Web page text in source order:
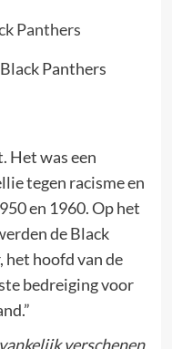
Panthers
Het was een
tegen racisme en
en 1960. Op het
de Black
het hoofd van de
bedreiging voor
verschenen